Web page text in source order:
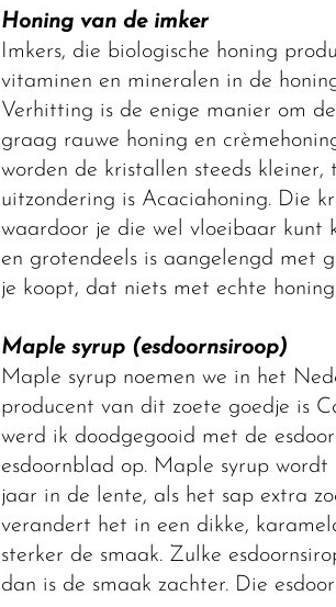
Honing van de imker
Imkers, die biologische honing
vitaminen en mineralen in de
Verhitting is de enige manier om
graag rauwe honing en
worden de kristallen steeds
uitzondering is Acaciahoning. Die
waardoor je die wel vloeibaar kunt
en grotendeels is aangelengd met
je koopt, dat niets met echte
Maple syrup (esdoornsiroop)
Maple syrup noemen we in het
producent van dit zoete goedje is
werd ik doodgegooid met de
esdoornblad op. Maple syrup
jaar in de lente, als het sap extra
verandert het in een dikke,
sterker de smaak. Zulke
dan is de smaak zachter. Die